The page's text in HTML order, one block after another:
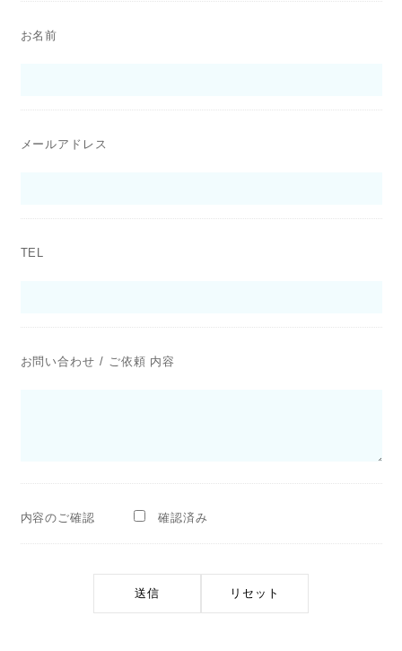
お名前
メールアドレス
TEL
お問い合わせ / ご依頼 内容
内容のご確認 確認済み